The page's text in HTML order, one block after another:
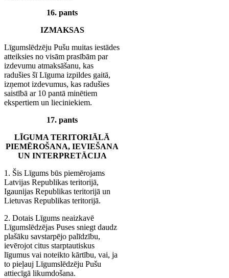
16. pants
IZMAKSAS
Līgumslēdzēju Pušu muitas iestādes
atteiksies no visām prasībām par
izdevumu atmaksāšanu, kas
radušies šī Līguma izpildes gaitā,
izņemot izdevumus, kas radušies
saistībā ar 10 pantā minētiem
ekspertiem un lieciniekiem.
17. pants
LĪGUMA TERITORIĀLĀ
PIEMĒROŠANA, IEVIEŠANA
UN INTERPRETĀCIJA
1. Šis Līgums būs piemērojams
Latvijas Republikas teritorijā,
Igaunijas Republikas teritorijā un
Lietuvas Republikas teritorijā.
2. Dotais Līgums neaizkavē
Līgumslēdzējas Puses sniegt daudz
plašāku savstarpējo palīdzību,
ievērojot citus starptautiskus
līgumus vai noteikto kārtību, vai, ja
to pieļauj Līgumslēdzēju Pušu
attiecīgā likumdošana.